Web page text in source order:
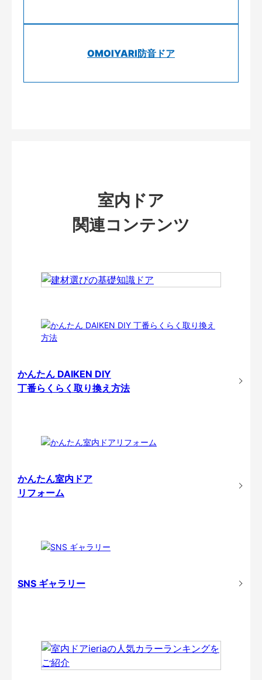
OMOIYARI防音ドア
室内ドア
関連コンテンツ
かんたん DAIKEN DIY
丁番らくらく取り換え方法
かんたん室内ドア
リフォーム
SNS ギャラリー